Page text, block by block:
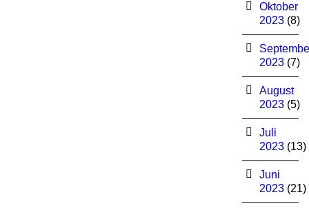
Oktober
2023 (8)
2023 (7)
August
2023 (5)
Juli
2023 (13)
Juni
2023 (21)